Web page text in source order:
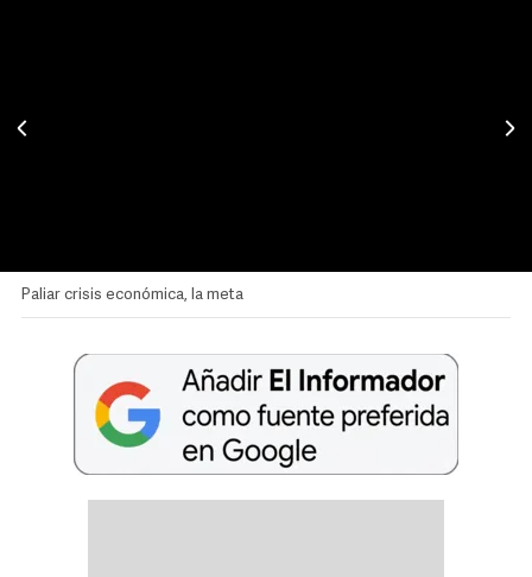
Paliar crisis económica, la meta